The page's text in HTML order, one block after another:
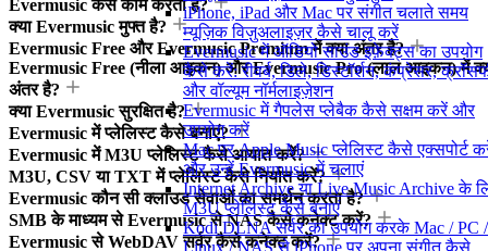
iPhone, iPad और Mac पर संगीत चलाते समय
म्यूज़िक विज़ुअलाइज़र कैसे चालू करें
Evermusic में ऑडियो साउंड इफ़ेक्ट्स का उपयोग
कैसे करें: रीवर्ब, डिले, डिस्टॉर्शन, कंप्रेसर,
और वॉल्यूम नॉर्मलाइज़ेशन
Evermusic में गैपलेस प्लेबैक कैसे सक्षम करें और
उपयोग करें
Mac पर Apple Music प्लेलिस्ट कैसे एक्सपोर्ट
और उन्हें Evermusic में चलाएं
Internet Archive या Live Music Archive के
M3U प्लेलिस्ट कैसे बनाएं
Kodi DLNA सर्वर का उपयोग करके Mac / PC /
Linux / NAS से iPhone पर अपना संगीत कैसे
Evermusic कैसे काम करता है?
क्या Evermusic मुफ्त है?
Evermusic Free और Evermusic Premium में क्या अंतर है?
Evermusic Free (नीला आइकन) और Evermusic Pro (लाल आइकन) में
अंतर है?
क्या Evermusic सुरक्षित है?
Evermusic में प्लेलिस्ट कैसे बनाएं?
Evermusic में M3U प्लेलिस्ट कैसे आयात करें?
M3U, CSV या TXT में प्लेलिस्ट कैसे निर्यात करें?
Evermusic कौन सी क्लाउड सेवाओं का समर्थन करता है?
SMB के माध्यम से Evermusic से NAS कैसे कनेक्ट करें?
Evermusic से WebDAV सर्वर कैसे कनेक्ट करें?